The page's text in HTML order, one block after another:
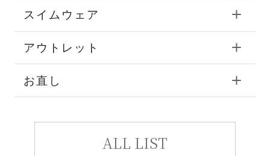
スイムウェア
アウトレット
お直し
ALL LIST